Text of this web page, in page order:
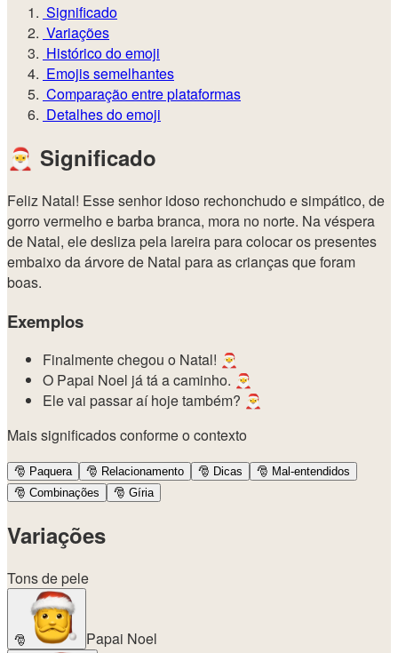
Significado
Variações
Histórico do emoji
Emojis semelhantes
Comparação entre plataformas
Detalhes do emoji
🎅 Significado
Feliz Natal! Esse senhor idoso rechonchudo e simpático, de
gorro vermelho e barba branca, mora no norte. Na véspera
de Natal, ele desliza pela lareira para colocar os presentes
embaixo da árvore de Natal para as crianças que foram
boas.
Exemplos
Finalmente chegou o Natal! 🎅
O Papai Noel já tá a caminho. 🎅
Ele vai passar aí hoje também? 🎅
Mais significados conforme o contexto
🎅 Paquera 🎅 Relacionamento 🎅 Dicas 🎅 Mal-entendidos
🎅 Combinações 🎅 Gíria
Variações
Tons de pele
🎅 Papai Noel